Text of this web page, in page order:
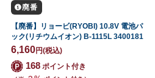
廃番
【廃番】リョービ(RYOBI) 10.8V 電池パ
ック(リチウムイオン) B-1115L 3400181
6,160円(税込)
168 ポイント付き